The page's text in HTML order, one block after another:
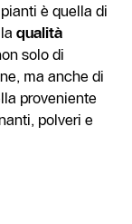
è quella di
qualità
solo di
ma anche di
proveniente
polveri e